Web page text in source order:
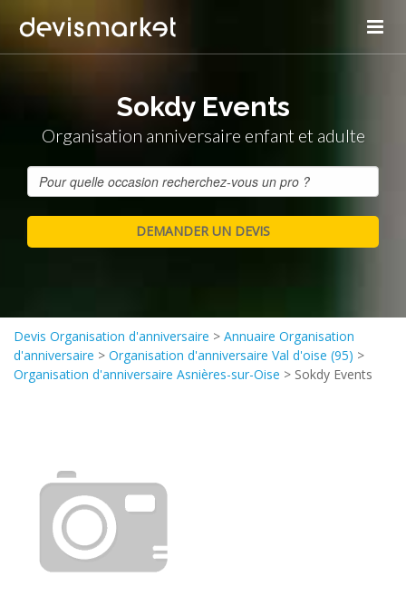
Sokdy Events
Organisation anniversaire enfant et adulte
Devis Organisation d'anniversaire > Annuaire Organisation
d'anniversaire > Organisation d'anniversaire Val d'oise (95) >
Organisation d'anniversaire Asnières-sur-Oise > Sokdy Events